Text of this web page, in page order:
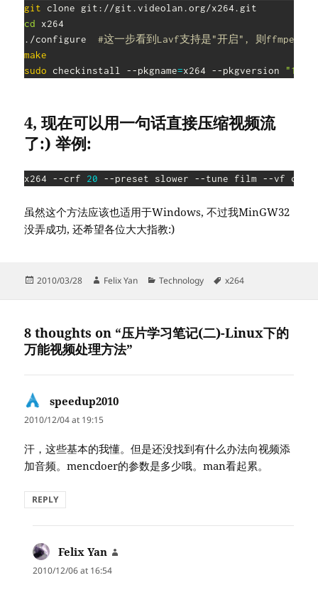
git
cd x264
./configure #这一步看到Lavf支持是"开启", 则ffmpeg配
make
sudo checkinstall --pkgname=x264 --pkgversion
4, 现在可以用一句话直接压缩视频流
了:) 举例:
x264 --crf 20 --preset slower --tune film --vf
虽然这个方法应该也适用于Windows, 不过我MinGW32
没弄成功, 还希望各位大大指教:)
Posted
2010/03/28 Author
Felix Yan Categories
Technology Tags
x264
8 thoughts on “压片学习笔记(二)-Linux下的
万能视频处理方法”
speedup2010
2010/12/04 at 19:15
汗，这些基本的我懂。但是还没找到有什么办法向视频添
加音频。mencdoer的参数是多少哦。man看起累。
REPLY
Felix Yan
2010/12/06 at 16:54